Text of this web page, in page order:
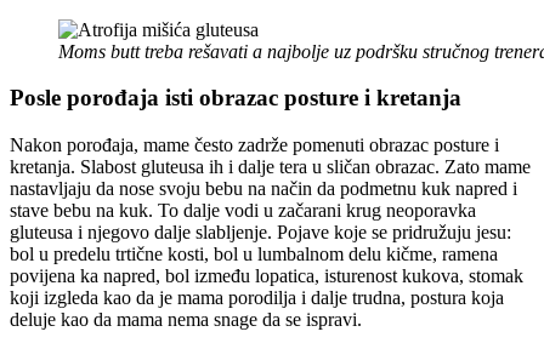
Moms butt treba rešavati a najbolje uz podršku stručnog
Posle porođaja isti obrazac posture i kretanja
Nakon porođaja, mame često zadrže pomenuti obrazac posture i
kretanja. Slabost gluteusa ih i dalje tera u sličan obrazac. Zato mame
nastavljaju da nose svoju bebu na način da podmetnu kuk napred i
stave bebu na kuk. To dalje vodi u začarani krug neoporavka
gluteusa i njegovo dalje slabljenje. Pojave koje se pridružuju jesu:
bol u predelu trtične kosti, bol u lumbalnom delu kičme, ramena
povijena ka napred, bol između lopatica, isturenost kukova, stomak
koji izgleda kao da je mama porodilja i dalje trudna, postura koja
deluje kao da mama nema snage da se ispravi.